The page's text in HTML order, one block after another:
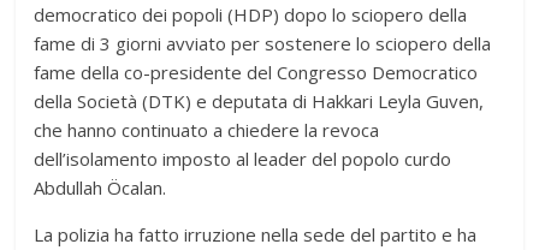
democratico dei popoli (HDP) dopo lo sciopero della
fame di 3 giorni avviato per sostenere lo sciopero della
fame della co-presidente del Congresso Democratico
della Società (DTK) e deputata di Hakkari Leyla Guven,
che hanno continuato a chiedere la revoca
dell’isolamento imposto al leader del popolo curdo
Abdullah Öcalan.
La polizia ha fatto irruzione nella sede del partito e ha